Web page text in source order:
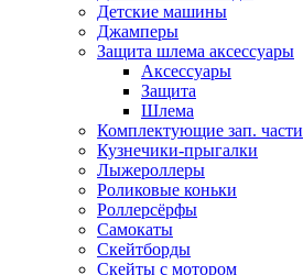
Детские машины
Джамперы
Защита шлема аксессуары
Аксессуары
Защита
Шлема
Комплектующие зап. части
Кузнечики-прыгалки
Лыжероллеры
Роликовые коньки
Роллерсёрфы
Самокаты
Скейтборды
Скейты с мотором